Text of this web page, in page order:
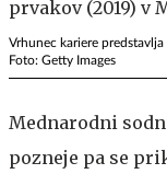
Vrhunec kariere
Foto: Getty Images
Mednarodni
pozneje pa se